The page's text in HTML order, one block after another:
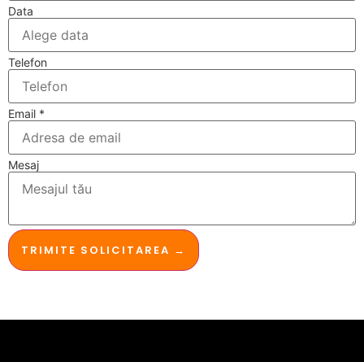
Data
Telefon
Email *
Mesaj
TRIMITE SOLICITAREA →